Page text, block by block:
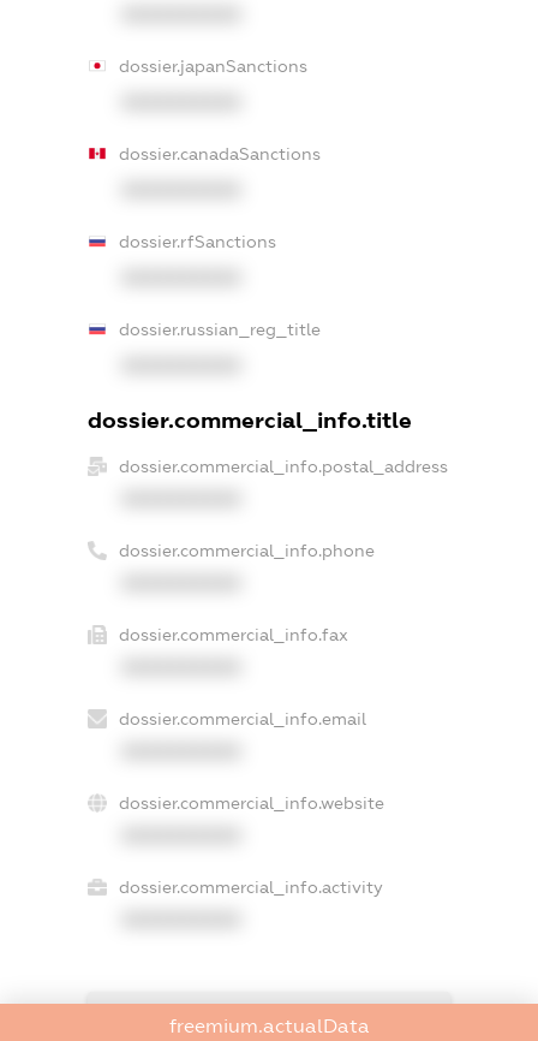
dossier.japanSanctions
dossier.canadaSanctions
dossier.rfSanctions
dossier.russian_reg_title
dossier.commercial_info.title
dossier.commercial_info.postal_address
dossier.commercial_info.phone
dossier.commercial_info.fax
dossier.commercial_info.email
dossier.commercial_info.website
dossier.commercial_info.activity
freemium.exampleText_1
freemium.actualData